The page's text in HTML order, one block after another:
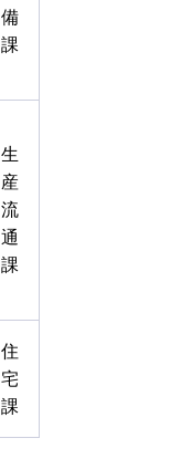
備
課
生
産
流
通
課
住
宅
課